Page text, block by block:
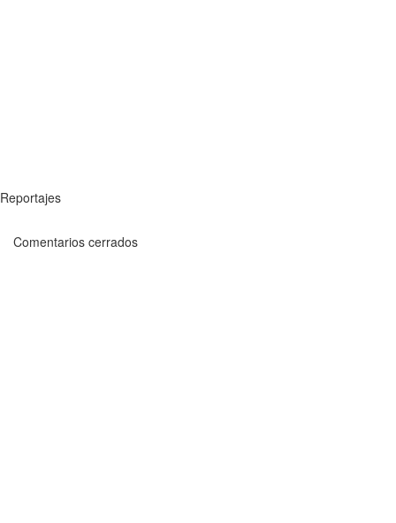
Reportajes
Comentarios cerrados